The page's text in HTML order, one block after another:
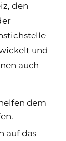
den
und
auch
dem
auf das